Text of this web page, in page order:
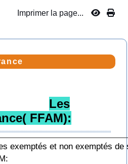
Imprimer la page...
Les
FFAM):
exemptés et non exemptés